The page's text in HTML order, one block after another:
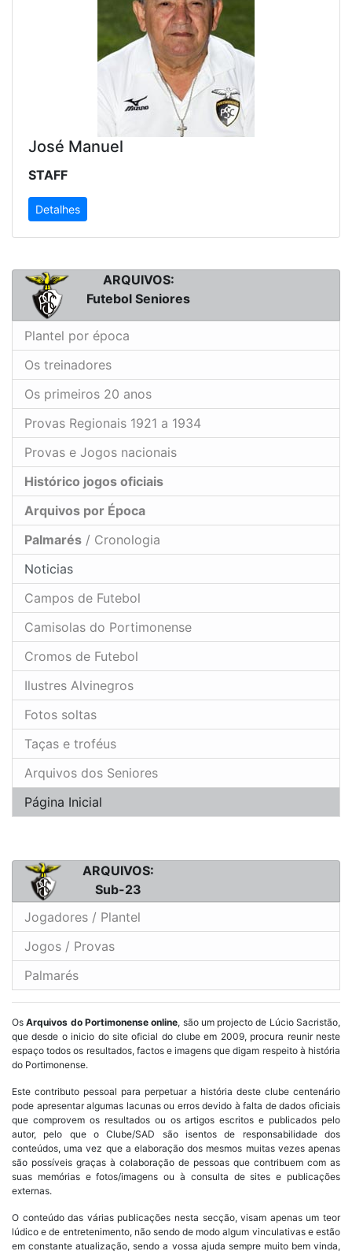
José Manuel
STAFF
Detalhes
ARQUIVOS:
Futebol Seniores
Plantel por época
Os treinadores
Os primeiros 20 anos
Provas Regionais 1921 a 1934
Provas e Jogos nacionais
Histórico jogos oficiais
Arquivos por Época
Palmarés / Cronologia
Noticias
Campos de Futebol
Camisolas do Portimonense
Cromos de Futebol
Ilustres Alvinegros
Fotos soltas
Taças e troféus
Arquivos dos Seniores
Página Inicial
ARQUIVOS:
Sub-23
Jogadores / Plantel
Jogos / Provas
Palmarés
OsArquivos do Portimonense online, são um projecto de Lúcio Sacristão,
que desde o inicio do site oficial do clube em 2009, procura reunir neste
espaço todos os resultados, factos e imagens que digam respeito à história
do Portimonense.
Este contributo pessoal para perpetuar a história deste clube centenário
pode apresentar algumas lacunas ou erros devido à falta de dados oficiais
que comprovem os resultados ou os artigos escritos e publicados pelo
autor, pelo que o Clube/SAD são isentos de responsabilidade dos
conteúdos, uma vez que a elaboração dos mesmos muitas vezes apenas
são possíveis graças à colaboração de pessoas que contribuem com as
suas memórias e fotos/imagens ou à consulta de sites e publicações
externas.
O conteúdo das várias publicações nesta secção, visam apenas um teor
lúdico e de entretenimento, não sendo de modo algum vinculativas e estão
em constante atualização, sendo a vossa ajuda sempre muito bem vinda,